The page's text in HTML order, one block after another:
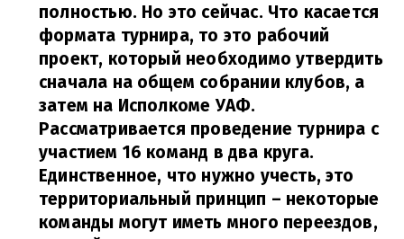
полностью. Но это сейчас. Что касается
формата турнира, то это рабочий
проект, который необходимо утвердить
сначала на общем собрании клубов, а
затем на Исполкоме УАФ.
Рассматривается проведение турнира с
участием 16 команд в два круга.
Единственное, что нужно учесть, это
территориальный принцип – некоторые
команды могут иметь много переездов,